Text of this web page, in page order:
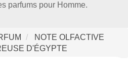
parfums pour Homme.
NOTE OLFACTIVE
D'ÉGYPTE
100 Parfums Pour Homme